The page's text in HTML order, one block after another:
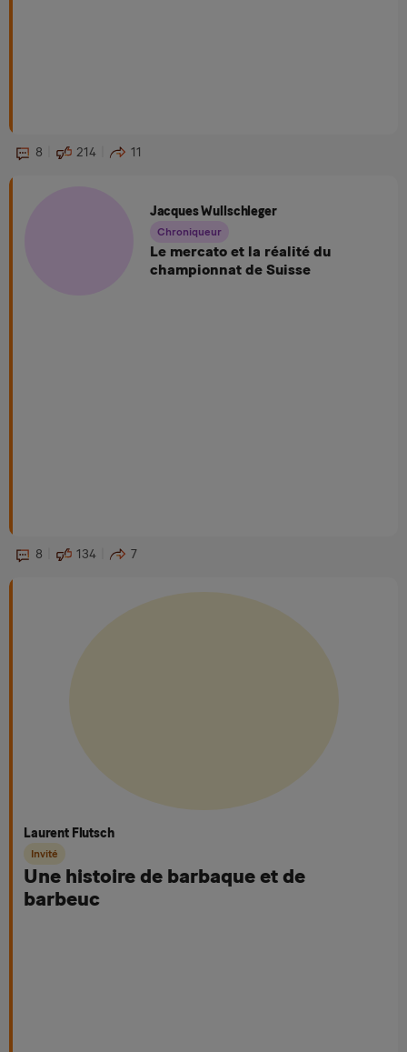
8 214 11
Jacques Wullschleger
Chroniqueur
Le mercato et la réalité du
championnat de Suisse
8 134 7
Laurent Flutsch
Invité
Une histoire de barbaque et de
barbeuc